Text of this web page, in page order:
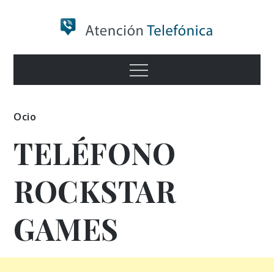
Numero de
Información
Menu
Ocio
TELÉFONO
ROCKSTAR
GAMES